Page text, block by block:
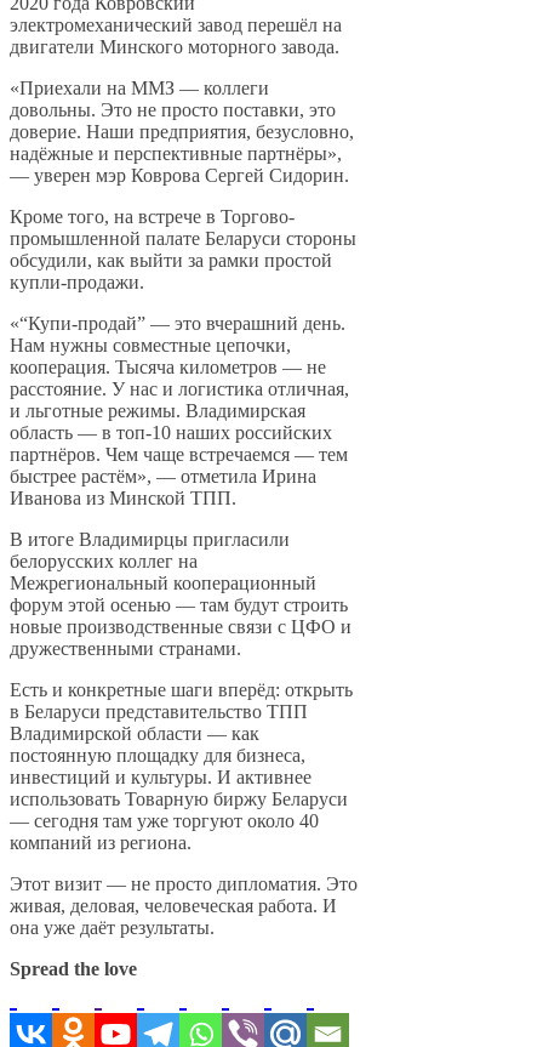
электромеханический завод перешёл на
двигатели Минского моторного завода.
«Приехали на ММЗ — коллеги
довольны. Это не просто поставки, это
доверие. Наши предприятия, безусловно,
надёжные и перспективные партнёры»,
— уверен мэр Коврова Сергей Сидорин.
Кроме того, на встрече в Торгово-
промышленной палате Беларуси стороны
обсудили, как выйти за рамки простой
купли-продажи.
«“Купи-продай” — это вчерашний день.
Нам нужны совместные цепочки,
кооперация. Тысяча километров — не
расстояние. У нас и логистика отличная,
и льготные режимы. Владимирская
область — в топ-10 наших российских
партнёров. Чем чаще встречаемся — тем
быстрее растём», — отметила Ирина
Иванова из Минской ТПП.
В итоге Владимирцы пригласили
белорусских коллег на
Межрегиональный кооперационный
форум этой осенью — там будут строить
новые производственные связи с ЦФО и
дружественными странами.
Есть и конкретные шаги вперёд: открыть
в Беларуси представительство ТПП
Владимирской области — как
постоянную площадку для бизнеса,
инвестиций и культуры. И активнее
использовать Товарную биржу Беларуси
— сегодня там уже торгуют около 40
компаний из региона.
Этот визит — не просто дипломатия. Это
живая, деловая, человеческая работа. И
она уже даёт результаты.
Spread the love